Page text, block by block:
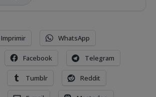
Imprimir WhatsApp
Facebook Telegram
Tumblr Reddit